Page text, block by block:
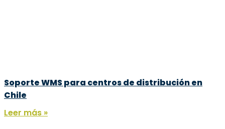
Soporte WMS para centros de distribución en
Chile
Leer más »